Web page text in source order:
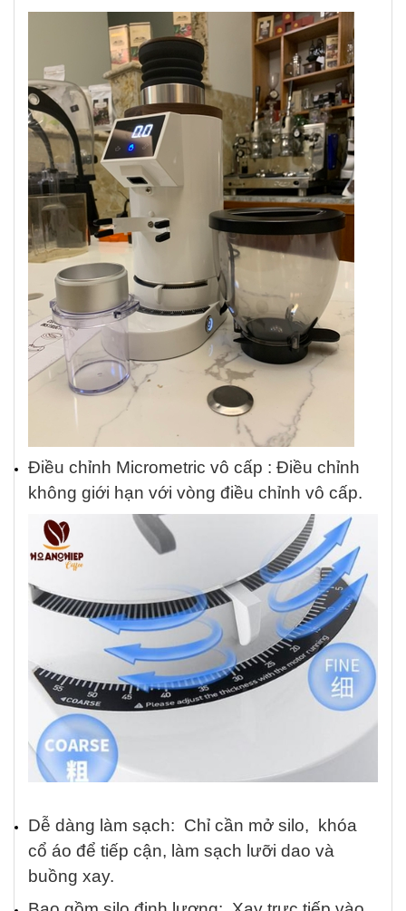
Điều chỉnh Micrometric vô cấp : Điều chỉnh
không giới hạn với vòng điều chỉnh vô cấp.
Dễ dàng làm sạch: Chỉ cần mở silo, khóa
cổ áo để tiếp cận, làm sạch lưỡi dao và
buồng xay.